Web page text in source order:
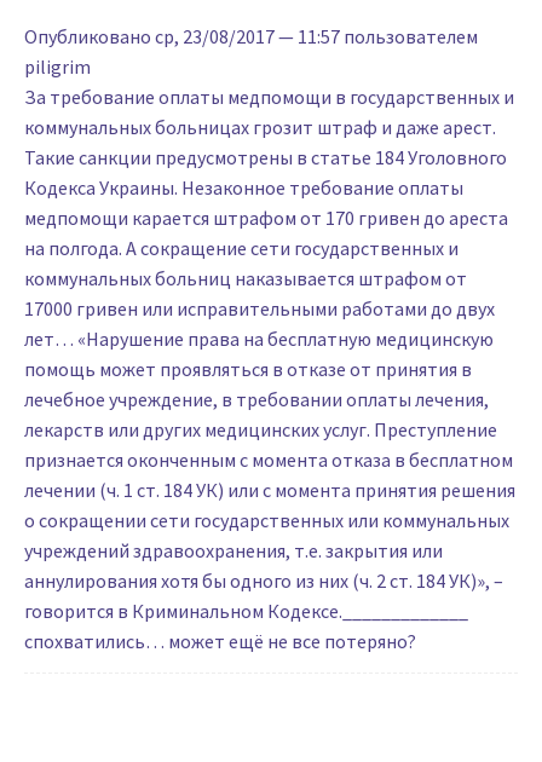
Опубликовано ср, 23/08/2017 — 11:57 пользователем
piligrim
За требование оплаты медпомощи в государственных и
коммунальных больницах грозит штраф и даже арест.
Такие санкции предусмотрены в статье 184 Уголовного
Кодекса Украины. Незаконное требование оплаты
медпомощи карается штрафом от 170 гривен до ареста
на полгода. А сокращение сети государственных и
коммунальных больниц наказывается штрафом от
17000 гривен или исправительными работами до двух
лет… «Нарушение права на бесплатную медицинскую
помощь может проявляться в отказе от принятия в
лечебное учреждение, в требовании оплаты лечения,
лекарств или других медицинских услуг. Преступление
признается оконченным с момента отказа в бесплатном
лечении (ч. 1 ст. 184 УК) или с момента принятия решения
о сокращении сети государственных или коммунальных
учреждений здравоохранения, т.е. закрытия или
аннулирования хотя бы одного из них (ч. 2 ст. 184 УК)», –
говорится в Криминальном Кодексе._____________
спохватились… может ещё не все потеряно?